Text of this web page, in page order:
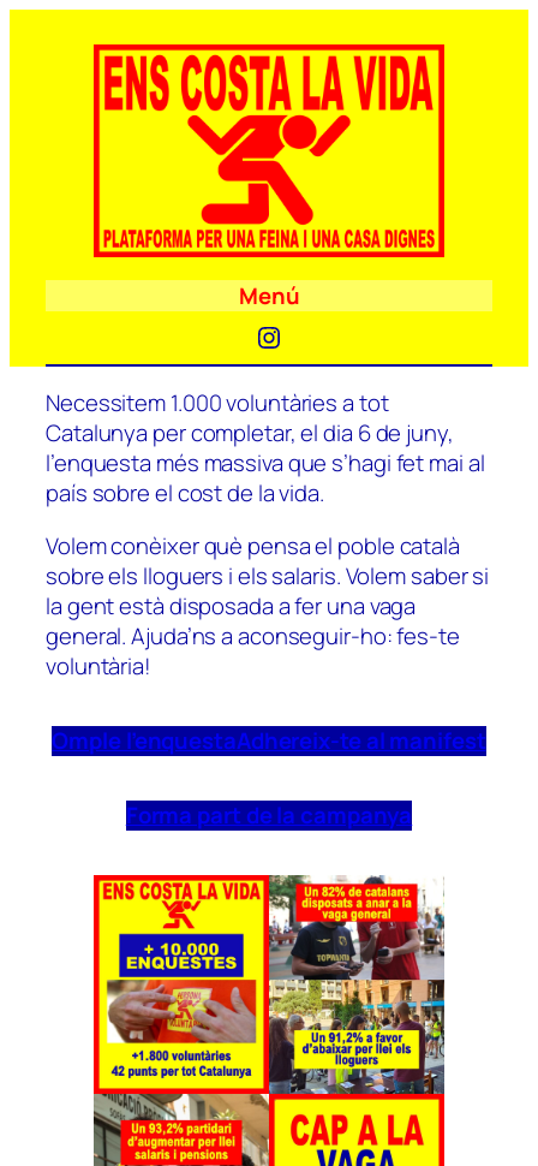
Menú
Instagram
Necessitem 1.000 voluntàries a tot
Catalunya per completar, el dia 6 de juny,
l’enquesta més massiva que s’hagi fet mai al
país sobre el cost de la vida.
Volem conèixer què pensa el poble català
sobre els lloguers i els salaris. Volem saber si
la gent està disposada a fer una vaga
general. Ajuda’ns a aconseguir-ho: fes-te
voluntària!
Omple l’enquestaAdhereix-te al manifest
Forma part de la campanya